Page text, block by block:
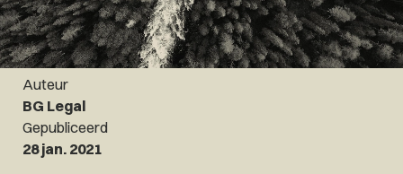
Auteur
BG Legal
Gepubliceerd
28 jan. 2021